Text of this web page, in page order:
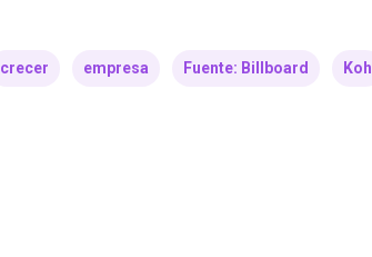
crecer empresa Fuente: Billboard Koh